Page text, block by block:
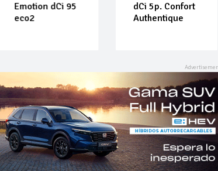
Emotion dCi 95
eco2
dCi 5p. Confort
Authentique